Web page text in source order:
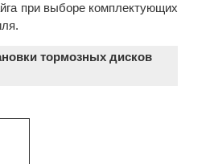
при выборе комплектующих
тормозных дисков